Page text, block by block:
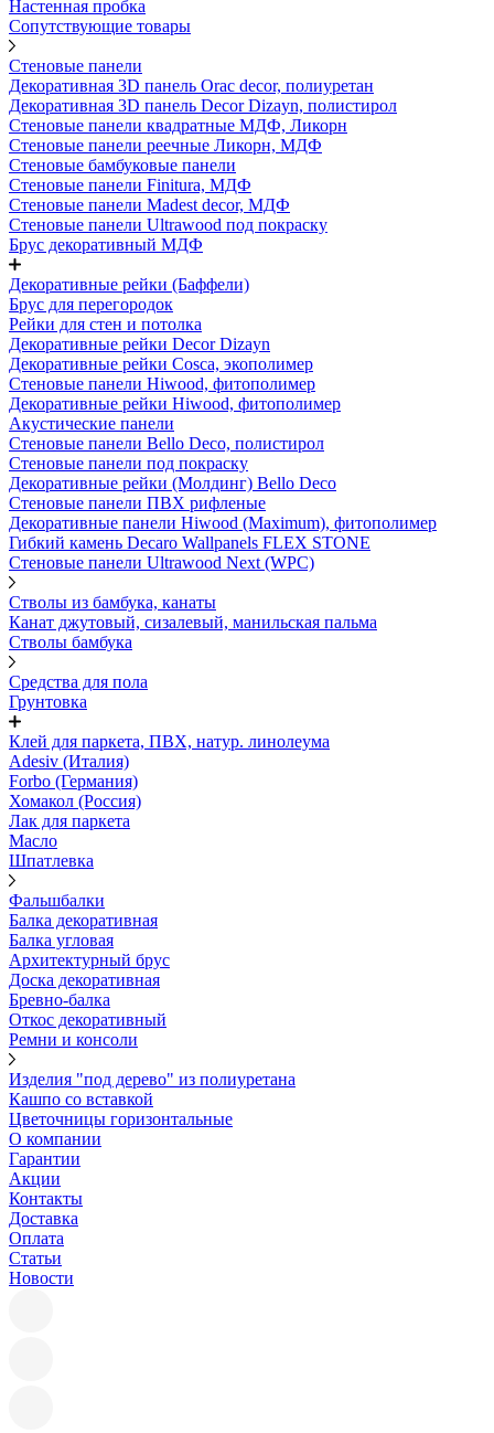
Настенная пробка
Сопутствующие товары
Стеновые панели
Декоративная 3D панель Orac decor, полиуретан
Декоративная 3D панель Decor Dizayn, полистирол
Стеновые панели квадратные МДФ, Ликорн
Стеновые панели реечные Ликорн, МДФ
Стеновые бамбуковые панели
Стеновые панели Finitura, МДФ
Стеновые панели Madest decor, МДФ
Стеновые панели Ultrawood под покраску
Брус декоративный МДФ
Декоративные рейки (Баффели)
Брус для перегородок
Рейки для стен и потолка
Декоративные рейки Decor Dizayn
Декоративные рейки Cosca, экополимер
Стеновые панели Hiwood, фитополимер
Декоративные рейки Hiwood, фитополимер
Акустические панели
Стеновые панели Bello Deco, полистирол
Стеновые панели под покраску
Декоративные рейки (Молдинг) Bello Deco
Стеновые панели ПВХ рифленые
Декоративные панели Hiwood (Maximum), фитополимер
Гибкий камень Decaro Wallpanels FLEX STONE
Стеновые панели Ultrawood Next (WPC)
Стволы из бамбука, канаты
Канат джутовый, сизалевый, манильская пальма
Стволы бамбука
Средства для пола
Грунтовка
Клей для паркета, ПВХ, натур. линолеума
Adesiv (Италия)
Forbo (Германия)
Хомакол (Россия)
Лак для паркета
Масло
Шпатлевка
Фальшбалки
Балка декоративная
Балка угловая
Архитектурный брус
Доска декоративная
Бревно-балка
Откос декоративный
Ремни и консоли
Изделия "под дерево" из полиуретана
Кашпо со вставкой
Цветочницы горизонтальные
О компании
Гарантии
Акции
Контакты
Доставка
Оплата
Статьи
Новости